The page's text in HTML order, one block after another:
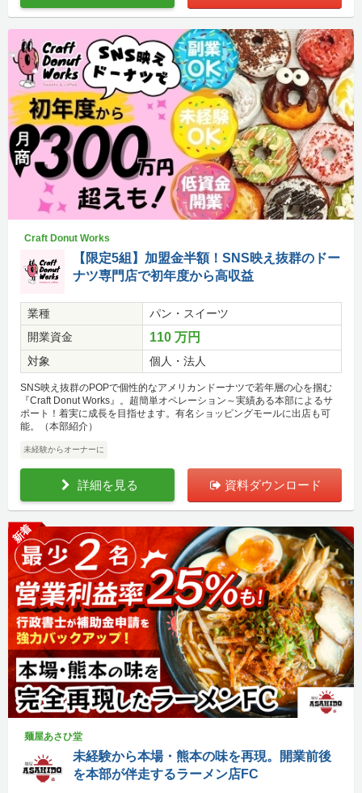
Craft Donut Works
【限定5組】加盟金半額！SNS映え抜群のドー
ナツ専門店で初年度から高収益
業種
パン・スイーツ
開業資金
110 万円
対象 個人・法人
SNS映え抜群のPOPで個性的なアメリカンドーナツで若年層の心を掴む
『Craft Donut Works』。超簡単オペレーション～実績ある本部によるサ
ポート！着実に成長を目指せます。有名ショッピングモールに出店も可
能。（本部紹介）
未経験からオーナーに
詳細を見る 資料ダウンロード
新着
麺屋あさひ堂
未経験から本場・熊本の味を再現。開業前後
を本部が伴走するラーメン店FC